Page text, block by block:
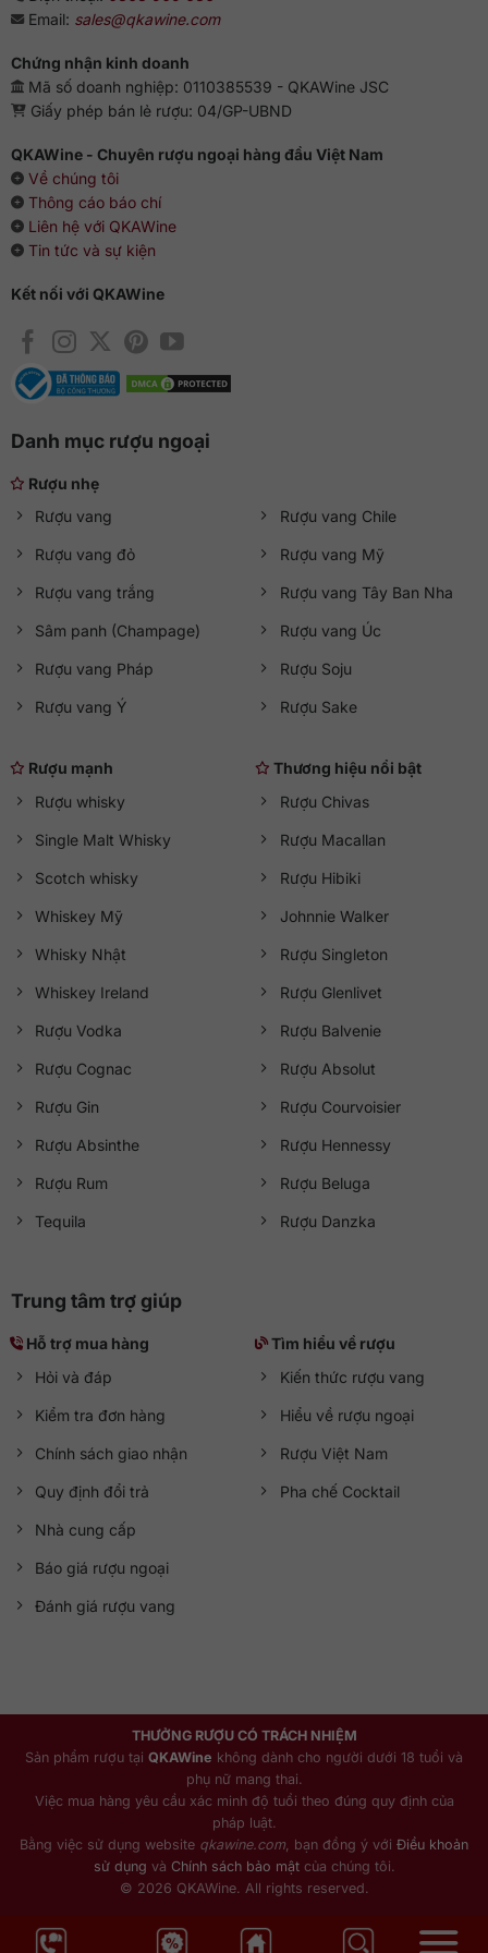
Email: sales@qkawine.com
Chứng nhận kinh doanh
Mã số doanh nghiệp: 0110385539 - QKAWine JSC
Giấy phép bán lẻ rượu: 04/GP-UBND
QKAWine - Chuyên rượu ngoại hàng đầu Việt Nam
Về chúng tôi
Thông cáo báo chí
Liên hệ với QKAWine
Tin tức và sự kiện
Kết nối với QKAWine
Danh mục rượu ngoại
Rượu nhẹ
Rượu vang
Rượu vang đỏ
Rượu vang trắng
Sâm panh (Champage)
Rượu vang Pháp
Rượu vang Ý
Rượu vang Chile
Rượu vang Mỹ
Rượu vang Tây Ban Nha
Rượu vang Úc
Rượu Soju
Rượu Sake
Rượu mạnh
Rượu whisky
Single Malt Whisky
Scotch whisky
Whiskey Mỹ
Whisky Nhật
Whiskey Ireland
Rượu Vodka
Rượu Cognac
Rượu Gin
Rượu Absinthe
Rượu Rum
Tequila
Thương hiệu nổi bật
Rượu Chivas
Rượu Macallan
Rượu Hibiki
Johnnie Walker
Rượu Singleton
Rượu Glenlivet
Rượu Balvenie
Rượu Absolut
Rượu Courvoisier
Rượu Hennessy
Rượu Beluga
Rượu Danzka
Trung tâm trợ giúp
Hỗ trợ mua hàng
Hỏi và đáp
Kiểm tra đơn hàng
Chính sách giao nhận
Quy định đổi trả
Nhà cung cấp
Báo giá rượu ngoại
Đánh giá rượu vang
Tìm hiểu về rượu
Kiến thức rượu vang
Hiểu về rượu ngoại
Rượu Việt Nam
Pha chế Cocktail
THƯỞNG RƯỢU CÓ TRÁCH NHIỆM
Sản phẩm rượu tại QKAWine không dành cho người dưới 18 tuổi và
phụ nữ mang thai.
Việc mua hàng yêu cầu xác minh độ tuổi theo đúng quy định của
pháp luật.
Bằng việc sử dụng website qkawine.com , bạn đồng ý với Điều khoản
sử dụng và Chính sách bảo mậtcủa chúng tôi.
© 2026 QKAWine. All rights reserved.